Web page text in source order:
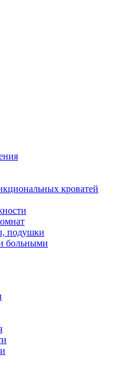
кроватей
подушки
больными